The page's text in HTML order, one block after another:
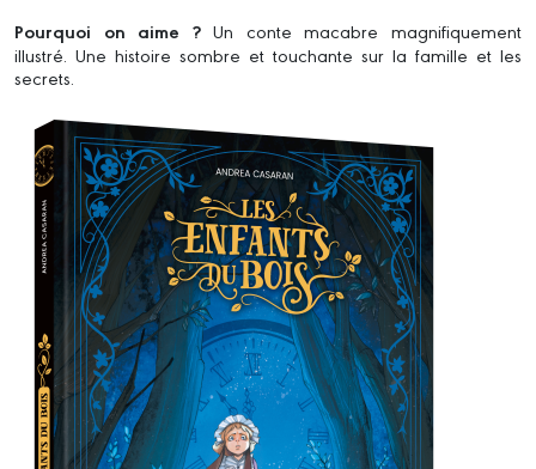
Pourquoi on aime ?Un conte macabre magnifiquement
illustré. Une histoire sombre et touchante sur la famille et les
secrets.